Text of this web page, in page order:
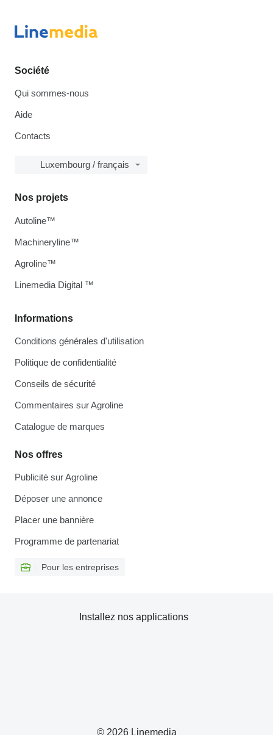
Société
Qui sommes-nous
Aide
Contacts
Luxembourg / français
Informations
Conditions générales d'utilisation
Politique de confidentialité
Conseils de sécurité
Commentaires sur Agroline
Catalogue de marques
Nos offres
Publicité sur Agroline
Déposer une annonce
Placer une bannière
Programme de partenariat
Pour les entreprises
Nos projets
Autoline™
Machineryline™
Agroline™
Linemedia Digital ™
© 2026 Linemedia
Installez nos applications